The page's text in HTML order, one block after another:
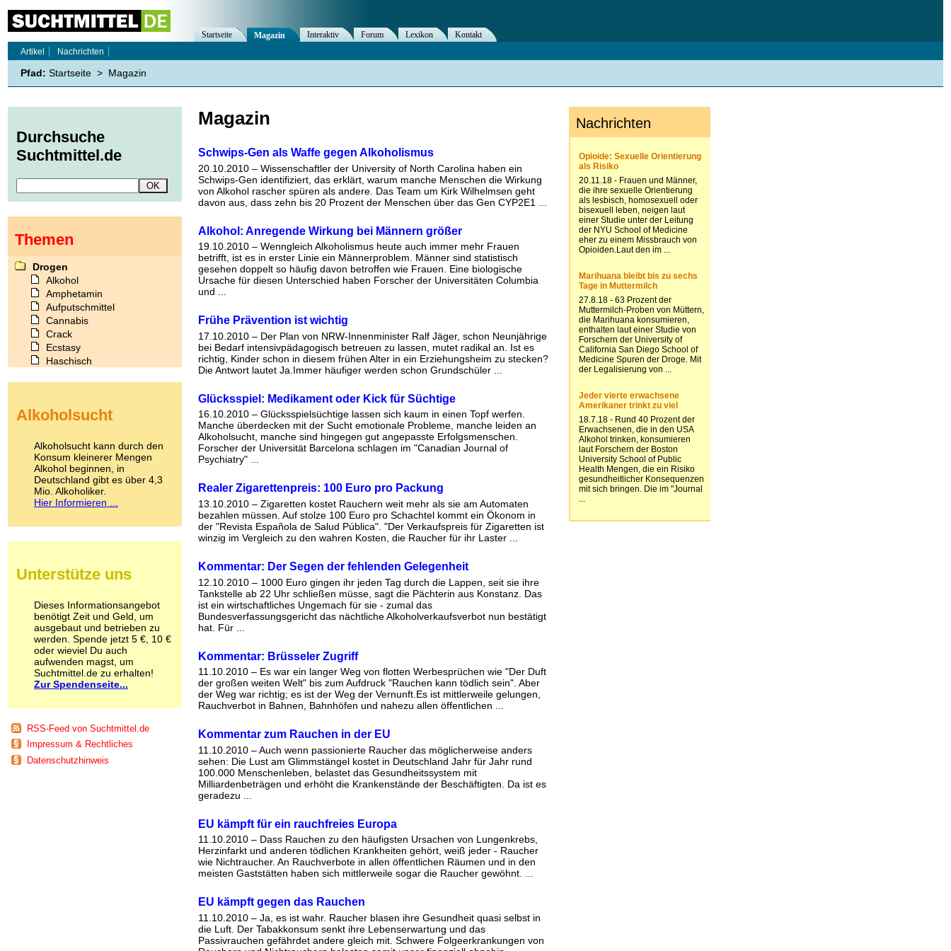
Magazin
Schwips-Gen als Waffe gegen Alkoholismus
20.10.2010 – Wissenschaftler der University of North Carolina haben ein
Schwips-Gen identifiziert, das erklärt, warum manche Menschen die Wirkung
von Alkohol rascher spüren als andere. Das Team um Kirk Wilhelmsen geht
davon aus, dass zehn bis 20 Prozent der Menschen über das Gen CYP2E1 ...
Alkohol: Anregende Wirkung bei Männern größer
19.10.2010 – Wenngleich Alkoholismus heute auch immer mehr Frauen
betrifft, ist es in erster Linie ein Männerproblem. Männer sind statistisch
gesehen doppelt so häufig davon betroffen wie Frauen. Eine biologische
Ursache für diesen Unterschied haben Forscher der Universitäten Columbia
und ...
Frühe Prävention ist wichtig
17.10.2010 – Der Plan von NRW-Innenminister Ralf Jäger, schon Neunjährige
bei Bedarf intensivpädagogisch betreuen zu lassen, mutet radikal an. Ist es
richtig, Kinder schon in diesem frühen Alter in ein Erziehungsheim zu stecken?
Die Antwort lautet Ja.Immer häufiger werden schon Grundschüler ...
Glücksspiel: Medikament oder Kick für Süchtige
16.10.2010 – Glücksspielsüchtige lassen sich kaum in einen Topf werfen.
Manche überdecken mit der Sucht emotionale Probleme, manche leiden an
Alkoholsucht, manche sind hingegen gut angepasste Erfolgsmenschen.
Forscher der Universität Barcelona schlagen im "Canadian Journal of
Psychiatry" ...
Realer Zigarettenpreis: 100 Euro pro Packung
13.10.2010 – Zigaretten kostet Rauchern weit mehr als sie am Automaten
bezahlen müssen. Auf stolze 100 Euro pro Schachtel kommt ein Ökonom in
der "Revista Española de Salud Pública". "Der Verkaufspreis für Zigaretten ist
winzig im Vergleich zu den wahren Kosten, die Raucher für ihr Laster ...
Kommentar: Der Segen der fehlenden Gelegenheit
12.10.2010 – 1000 Euro gingen ihr jeden Tag durch die Lappen, seit sie ihre
Tankstelle ab 22 Uhr schließen müsse, sagt die Pächterin aus Konstanz. Das
ist ein wirtschaftliches Ungemach für sie - zumal das
Bundesverfassungsgericht das nächtliche Alkoholverkaufsverbot nun bestätigt
hat. Für ...
Kommentar: Brüsseler Zugriff
11.10.2010 – Es war ein langer Weg von flotten Werbesprüchen wie "Der Duft
der großen weiten Welt" bis zum Aufdruck "Rauchen kann tödlich sein". Aber
der Weg war richtig; es ist der Weg der Vernunft.Es ist mittlerweile gelungen,
Rauchverbot in Bahnen, Bahnhöfen und nahezu allen öffentlichen ...
Kommentar zum Rauchen in der EU
11.10.2010 – Auch wenn passionierte Raucher das möglicherweise anders
sehen: Die Lust am Glimmstängel kostet in Deutschland Jahr für Jahr rund
100.000 Menschenleben, belastet das Gesundheitssystem mit
Milliardenbeträgen und erhöht die Krankenstände der Beschäftigten. Da ist es
geradezu ...
EU kämpft für ein rauchfreies Europa
11.10.2010 – Dass Rauchen zu den häufigsten Ursachen von Lungenkrebs,
Herzinfarkt und anderen tödlichen Krankheiten gehört, weiß jeder - Raucher
wie Nichtraucher. An Rauchverbote in allen öffentlichen Räumen und in den
meisten Gaststätten haben sich mittlerweile sogar die Raucher gewöhnt. ...
EU kämpft gegen das Rauchen
11.10.2010 – Ja, es ist wahr. Raucher blasen ihre Gesundheit quasi selbst in
die Luft. Der Tabakkonsum senkt ihre Lebenserwartung und das
Passivrauchen gefährdet andere gleich mit. Schwere Folgeerkrankungen von
Startseite Magazin Interaktiv Forum Lexikon
Kontakt
Artikel
Nachrichten
Pfad: Startseite > Magazin
Durchsuche
Suchtmittel.de
Themen
Drogen
Alkohol
Amphetamin
Aufputschmittel
Cannabis
Crack
Ecstasy
Haschisch
Kokain
LSD
Marihuana
Medikamente
Meskalin
Metamphetamin
Methadon
Pilze
Psychopharmaka
Schlafmittel
Schmerzmittel
Schnüffelstoffe
Spice
Sucht / Süchte
Alkoholsucht
Co-Abhängigkeit
Computersucht
Ess-Brechsucht
Essstörungen
Fernsehsucht
Alkoholsucht
Alkoholsucht kann durch den
Konsum kleinerer Mengen
Alkohol beginnen, in
Deutschland gibt es über 4,3
Mio. Alkoholiker.
Hier Informieren ...
Unterstütze uns
Dieses Informationsangebot
benötigt Zeit und Geld, um
ausgebaut und betrieben zu
werden. Spende jetzt 5 €, 10 €
oder wieviel Du auch
aufwenden magst, um
Suchtmittel.de zu erhalten!
Zur Spendenseite...
RSS-Feed von Suchtmittel.de
Impressum & Rechtliches
Datenschutzhinweis